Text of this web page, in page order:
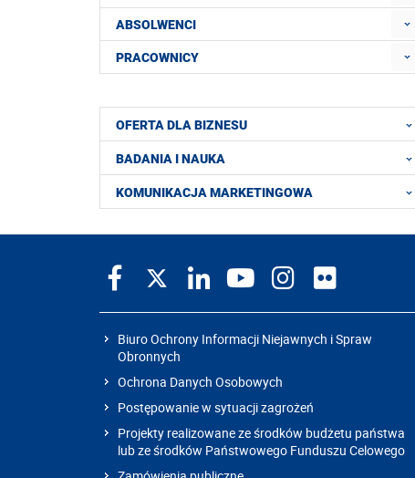
ABSOLWENCI
PRACOWNICY
OFERTA DLA BIZNESU
BADANIA I NAUKA
KOMUNIKACJA MARKETINGOWA
Biuro Ochrony Informacji Niejawnych i Spraw
Obronnych
Ochrona Danych Osobowych
Postępowanie w sytuacji zagrożeń
Projekty realizowane ze środków budżetu państwa
lub ze środków Państwowego Funduszu Celowego